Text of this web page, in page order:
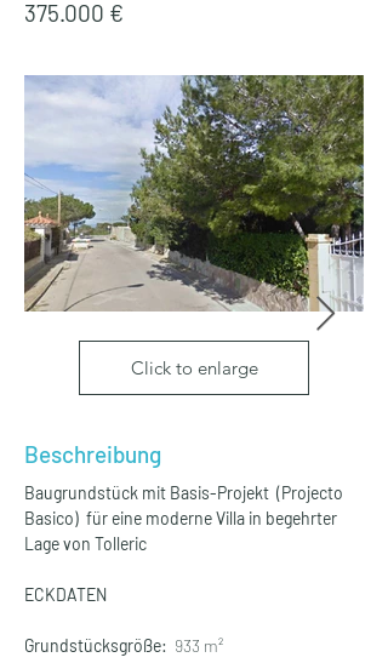
375.000 €
Click to enlarge
Beschreibung
Baugrundstück mit Basis-Projekt  (Projecto
Basico)  für eine moderne Villa in begehrter
Lage von Tolleric
ECKDATEN
Grundstücksgröße: 933 m²